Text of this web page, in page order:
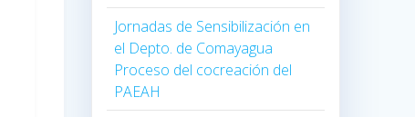
Jornadas de Sensibilización en
el Depto. de Comayagua
Proceso del cocreación del
PAEAH